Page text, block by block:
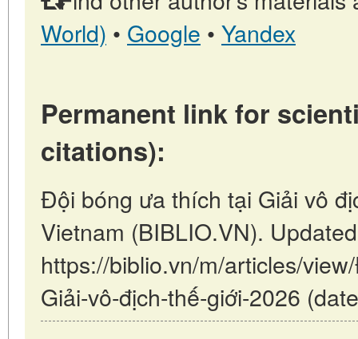
World) • Google • Yandex
Permanent link for
citations):
Đội bóng ưa thích tại Giải vô
Vietnam (BIBLIO.VN).
https://biblio.vn/m/articles/
Giải-vô-địch-thế-giới-2026